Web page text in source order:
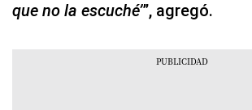
que no la escuché’”, agregó.